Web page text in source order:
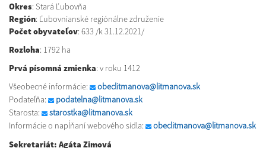
Okres: Stará Ľubovňa
Región: Ľubovnianské regiónálne združenie
Počet obyvateľov: 633 /k 31.12.2021/
Rozloha: 1792 ha
Prvá písomná zmienka: v roku 1412
Všeobecné informácie:
obeclitmanova@litmanova.sk
Podateľňa:
podatelna@litmanova.sk
Starosta:
starostka@litmanova.sk
Informácie o napĺňaní webového sídla:
obeclitmanova@litmanova.sk
Sekretariát: Agáta Zimová